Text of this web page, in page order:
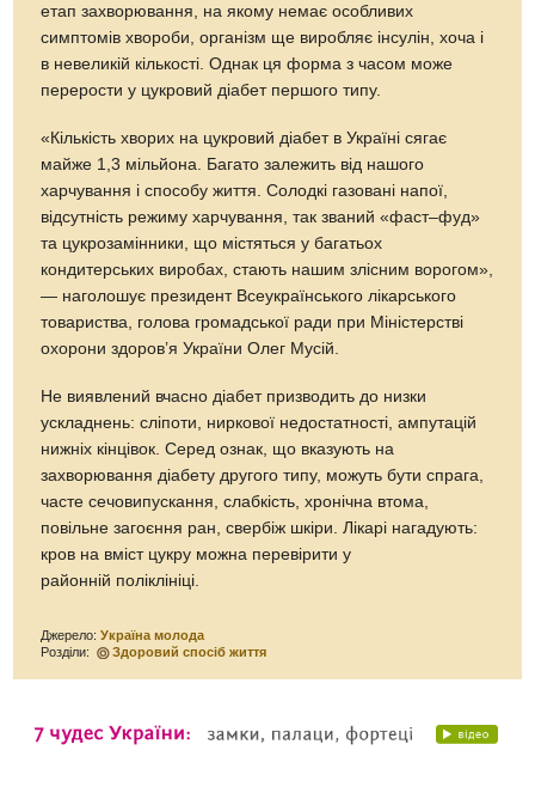
етап захворювання, на якому немає особливих
симптомів хвороби, організм ще виробляє інсулін, хоча і
в невеликій кількості. Однак ця форма з часом може
перерости у цукровий діабет першого типу.
«Кількість хворих на цукровий діабет в Україні сягає
майже 1,3 мільйона. Багато залежить від нашого
харчування і способу життя. Солодкі газовані напої,
відсутність режиму харчування, так званий «фаст–фуд»
та цукрозамінники, що містяться у багатьох
кондитерських виробах, стають нашим злісним ворогом»,
— наголошує президент Всеукраїнського лікарського
товариства, голова громадської ради при Міністерстві
охорони здоров’я України Олег Мусій.
Не виявлений вчасно діабет призводить до низки
ускладнень: сліпоти, ниркової недостатності, ампутацій
нижніх кінцівок. Серед ознак, що вказують на
захворювання діабету другого типу, можуть бути спрага,
часте сечовипускання, слабкість, хронічна втома,
повільне загоєння ран, свербіж шкіри. Лікарі нагадують:
кров на вміст цукру можна перевірити у
районній поліклініці.
Джерело:Україна молода
Розділи:
Здоровий спосіб життя